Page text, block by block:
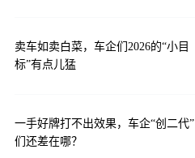
卖车如卖白菜，车企们2026的“小目
标”有点儿猛
一手好牌打不出效果，车企“创二代”
们还差在哪？